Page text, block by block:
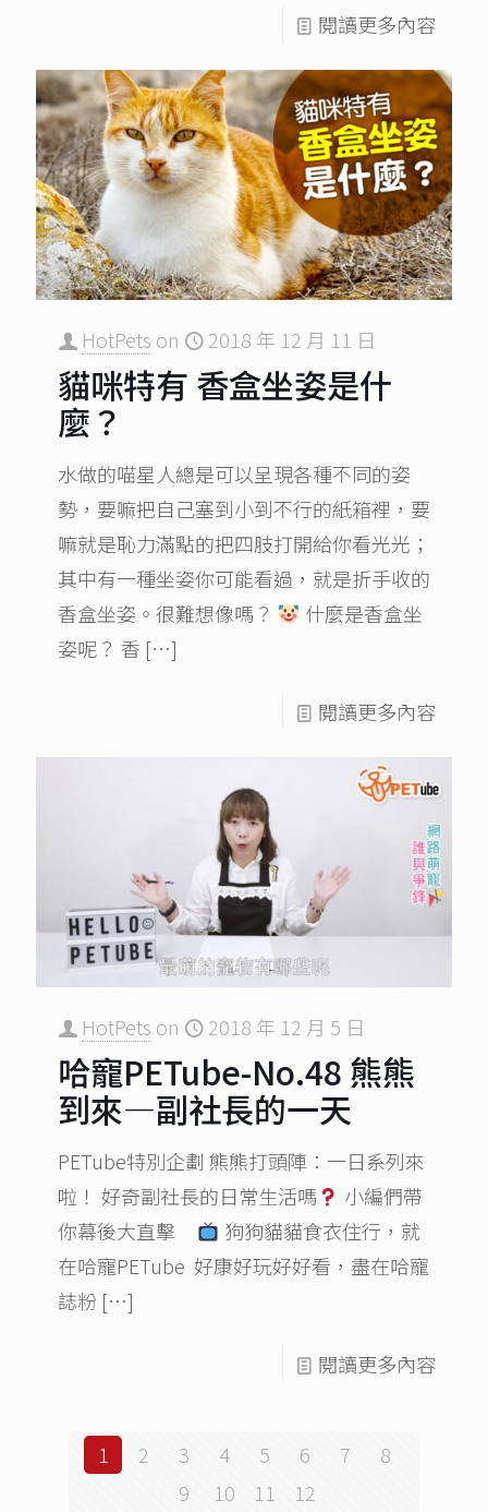
閱讀更多內容
HotPets on 2018 年 12 月 11 日
貓咪特有 香盒坐姿是什
麼？
水做的喵星人總是可以呈現各種不同的姿
勢，要嘛把自己塞到小到不行的紙箱裡，要
嘛就是恥力滿點的把四肢打開給你看光光；
其中有一種坐姿你可能看過，就是折手收的
香盒坐姿。很難想像嗎？
什麼是香盒坐
姿呢？ 香 […]
閱讀更多內容
HotPets on 2018 年 12 月 5 日
哈寵PETube-No.48 熊熊
到來—副社長的一天
PETube特別企劃 熊熊打頭陣：一日系列來
啦！ 好奇副社長的日常生活嗎
小編們帶
你幕後大直擊
狗狗貓貓食衣住行，就
在哈寵PETube 好康好玩好好看，盡在哈寵
誌粉 […]
閱讀更多內容
1 2 3 4 5 6 7
8
9
10 11
12